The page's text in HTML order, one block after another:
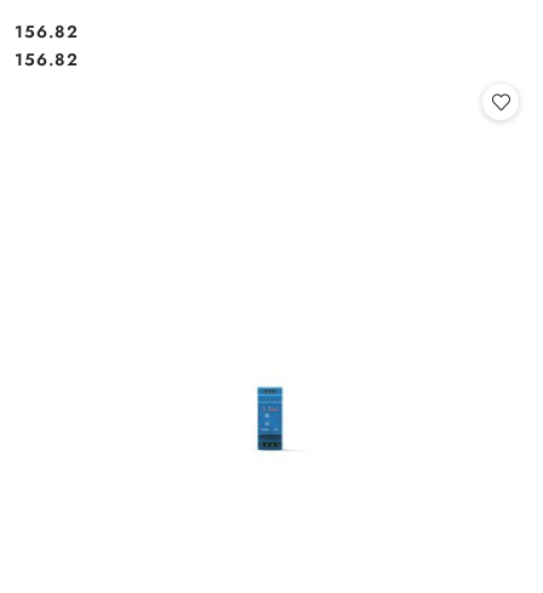
Cena:
156.82
Cena:
156.82